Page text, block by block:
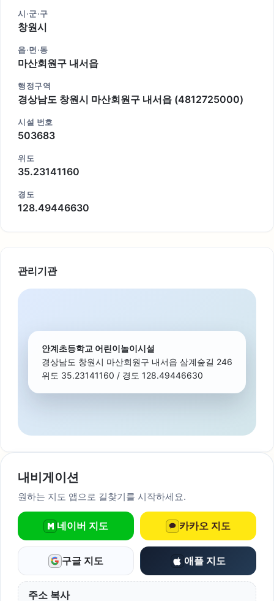
시·군·구
창원시
읍·면·동
마산회원구 내서읍
행정구역
경상남도 창원시 마산회원구 내서읍 (4812725000)
시설 번호
503683
위도
35.23141160
경도
128.49446630
관리기관
안계초등학교 어린이놀이시설
경상남도 창원시 마산회원구 내서읍 삼계숲길 246
위도 35.23141160 / 경도 128.49446630
내비게이션
원하는 지도 앱으로 길찾기를 시작하세요.
네이버 지도 카카오 지도
구글 지도 애플 지도
주소 복사